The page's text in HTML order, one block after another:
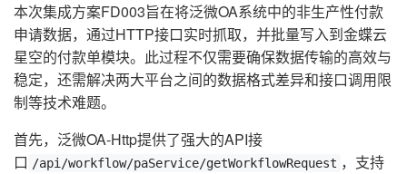
本次集成方案FD003旨在将泛微OA系统中的非生产性付款
申请数据，通过HTTP接口实时抓取，并批量写入到金蝶云
星空的付款单模块。此过程不仅需要确保数据传输的高效与
稳定，还需解决两大平台之间的数据格式差异和接口调用限
制等技术难题。
首先，泛微OA-Http提供了强大的API接
口 /api/workflow/paService/getWorkflowRequest ，支持